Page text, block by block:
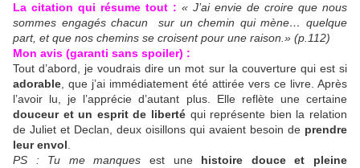
La citation qui résume tout : « J’ai envie de croire que nous
sommes engagés chacun sur un chemin qui mène… quelque
part, et que nos chemins se croisent pour une raison.» (p.112)
Mon avis (garanti sans spoiler) :
Tout d’abord, je voudrais dire un mot sur la couverture qui est si
adorable , que j’ai immédiatement été attirée vers ce livre. Après
l’avoir lu, je l’apprécie d’autant plus. Elle reflète une certaine
douceur et un esprit de liberté qui représente bien la relation
de Juliet et Declan, deux oisillons qui avaient besoin de prendre
leur envol
PS : Tu me manques est une histoire douce et pleine